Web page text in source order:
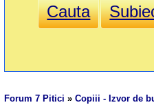
Cauta
Forum 7 Pitici »Copiii - Izvor de